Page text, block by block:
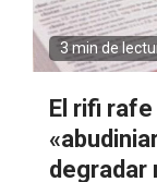
3 min de
El rifi rafe
degradar